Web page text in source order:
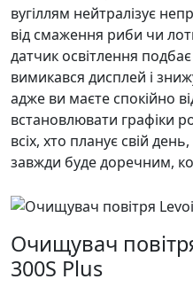
вугіллям нейтралізує
від смаження риби чи
датчик освітлення
вимикався дисплей і
адже ви маєте спокійно
встановлювати графіки
всіх, хто планує свій
завжди буде доречним,
Очищувач
300S Plus